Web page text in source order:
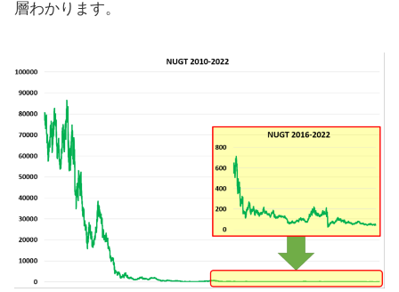
層わかります。